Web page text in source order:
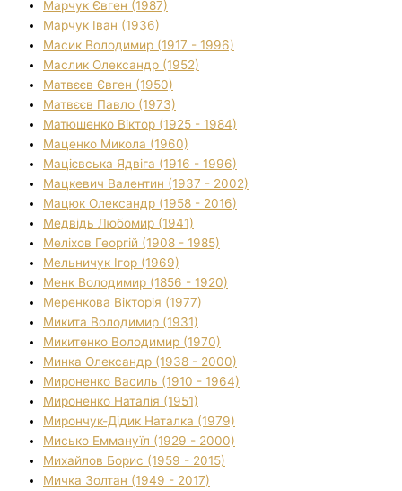
Марчук Євген (1987)
Марчук Іван (1936)
Масик Володимир (1917 - 1996)
Маслик Олександр (1952)
Матвєєв Євген (1950)
Матвєєв Павло (1973)
Матюшенко Віктор (1925 - 1984)
Маценко Микола (1960)
Мацієвська Ядвіга (1916 - 1996)
Мацкевич Валентин (1937 - 2002)
Мацюк Олександр (1958 - 2016)
Медвідь Любомир (1941)
Меліхов Георгій (1908 - 1985)
Мельничук Ігор (1969)
Менк Володимир (1856 - 1920)
Меренкова Вікторія (1977)
Микита Володимир (1931)
Микитенко Володимир (1970)
Минка Олександр (1938 - 2000)
Мироненко Василь (1910 - 1964)
Мироненко Наталія (1951)
Мирончук-Дідик Наталка (1979)
Мисько Еммануїл (1929 - 2000)
Михайлов Борис (1959 - 2015)
Мичка Золтан (1949 - 2017)